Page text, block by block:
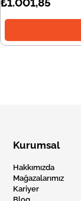
Kurumsal
Hakkımızda
Mağazalarımız
Kariyer